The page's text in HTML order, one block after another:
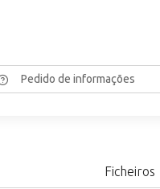
Pedido de informações
Ficheiros